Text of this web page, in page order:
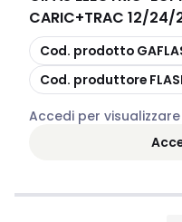
CARIC+TRAC 12/24/
copia
Cod. prodotto
copia
Cod. produttore
Accedi per